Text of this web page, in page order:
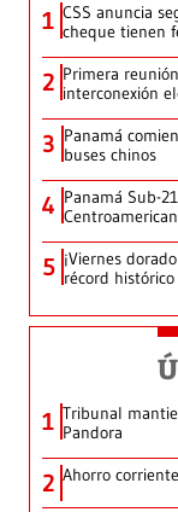
1 CSS anuncia
cheque tienen
2 Primera
interconexión
3 Panamá
buses chinos
4 Panamá Sub-
5 ¡Viernes
récord
1 Tribunal
Pandora
2 Ahorro